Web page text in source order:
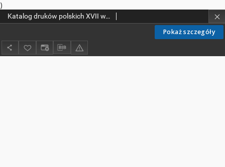
)
Pokaż szczegóły
Katalog druków polskich XVII w. Biblioteki Kolegium Filozoficzno-Teologicznego oo. Dominikanów w Krakowie